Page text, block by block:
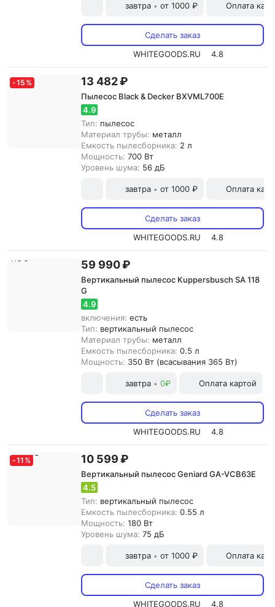
завтра • от 1000 ₽ Оплата
Сделать заказ
WHITEGOODS.RU
4.8
-15 % 13 482 ₽
Пылесос Black & Decker BXVML700E
4.9
Тип: пылесос
Материал трубы: металл
Емкость пылесборника: 2 л
Мощность: 700 Вт
Уровень шума: 56 дБ
завтра • от 1000 ₽ Оплата
Сделать заказ
WHITEGOODS.RU
4.8
59 990 ₽
Вертикальный пылесос Kuppersbusch SA 118
G
4.9
включения: есть
Тип: вертикальный пылесос
Материал трубы: металл
Емкость пылесборника: 0.5 л
Мощность: 350 Вт (всасывания 365 Вт)
завтра • 0₽ Оплата картой
Сделать заказ
WHITEGOODS.RU
4.8
-11 % 10 599 ₽
Вертикальный пылесос Geniard GA-VCB63E
4.5
Тип: вертикальный пылесос
Емкость пылесборника: 0.55 л
Мощность: 180 Вт
Уровень шума: 75 дБ
завтра • от 1000 ₽ Оплата
Сделать заказ
WHITEGOODS.RU
4.8